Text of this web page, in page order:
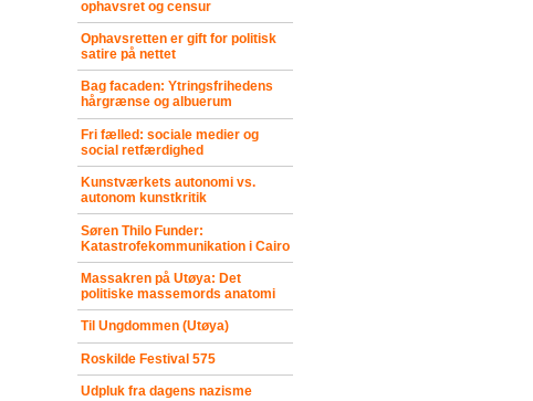
ophavsret og censur
Ophavsretten er gift for politisk
satire på nettet
Bag facaden: Ytringsfrihedens
hårgrænse og albuerum
Fri fælled: sociale medier og
social retfærdighed
Kunstværkets autonomi vs.
autonom kunstkritik
Søren Thilo Funder:
Katastrofekommunikation i Cairo
Massakren på Utøya: Det
politiske massemords anatomi
Til Ungdommen (Utøya)
Roskilde Festival 575
Udpluk fra dagens nazisme